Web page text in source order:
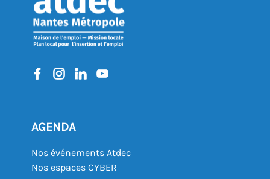
AGENDA
Nos événements Atdec
Nos espaces CYBER